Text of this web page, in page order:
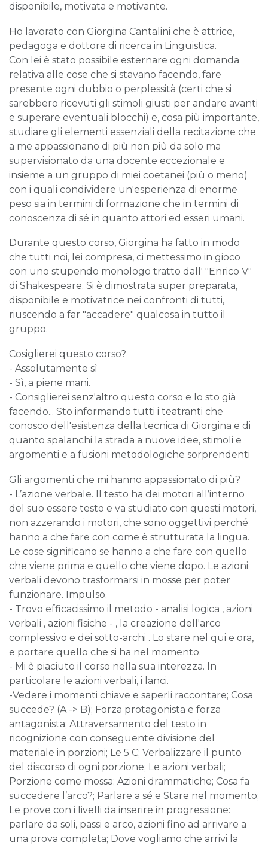
disponibile, motivata e motivante.
Ho lavorato con Giorgina Cantalini che è attrice,
pedagoga e dottore di ricerca in Linguistica.
Con lei è stato possibile esternare ogni domanda
relativa alle cose che si stavano facendo, fare
presente ogni dubbio o perplessità (certi che si
sarebbero ricevuti gli stimoli giusti per andare avanti
e superare eventuali blocchi) e, cosa più importante,
studiare gli elementi essenziali della recitazione che
a me appassionano di più non più da solo ma
supervisionato da una docente eccezionale e
insieme a un gruppo di miei coetanei (più o meno)
con i quali condividere un'esperienza di enorme
peso sia in termini di formazione che in termini di
conoscenza di sé in quanto attori ed esseri umani.
Durante questo corso, Giorgina ha fatto in modo
che tutti noi, lei compresa, ci mettessimo in gioco
con uno stupendo monologo tratto dall' "Enrico V"
di Shakespeare. Si è dimostrata super preparata,
disponibile e motivatrice nei confronti di tutti,
riuscendo a far "accadere" qualcosa in tutto il
gruppo.
Cosiglierei questo corso?
- Assolutamente sì
- Sì, a piene mani.
- Consiglierei senz'altro questo corso e lo sto già
facendo... Sto informando tutti i teatranti che
conosco dell'esistenza della tecnica di Giorgina e di
quanto spalanchi la strada a nuove idee, stimoli e
argomenti e a fusioni metodologiche sorprendenti
Gli argomenti che mi hanno appassionato di più?
- L’azione verbale. Il testo ha dei motori all’interno
del suo essere testo e va studiato con questi motori,
non azzerando i motori, che sono oggettivi perché
hanno a che fare con come è strutturata la lingua.
Le cose significano se hanno a che fare con quello
che viene prima e quello che viene dopo. Le azioni
verbali devono trasformarsi in mosse per poter
funzionare. Impulso.
- Trovo efficacissimo il metodo - analisi logica , azioni
verbali , azioni fisiche - , la creazione dell'arco
complessivo e dei sotto-archi . Lo stare nel qui e ora,
e portare quello che si ha nel momento.
- Mi è piaciuto il corso nella sua interezza. In
particolare le azioni verbali, i lanci.
-Vedere i momenti chiave e saperli raccontare; Cosa
succede? (A -> B); Forza protagonista e forza
antagonista; Attraversamento del testo in
ricognizione con conseguente divisione del
materiale in porzioni; Le 5 C; Verbalizzare il punto
del discorso di ogni porzione; Le azioni verbali;
Porzione come mossa; Azioni drammatiche; Cosa fa
succedere l’arco?; Parlare a sé e Stare nel momento;
Le prove con i livelli da inserire in progressione:
parlare da soli, passi e arco, azioni fino ad arrivare a
una prova completa; Dove vogliamo che arrivi la